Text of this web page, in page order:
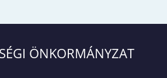
ÖNKORMÁNYZAT